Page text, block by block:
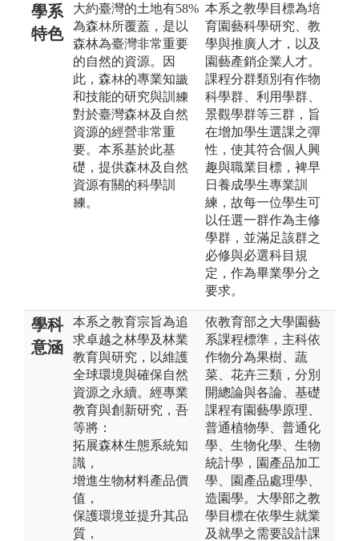
學系
特色
大約臺灣的土地有58%
為森林所覆蓋，是以
森林為臺灣非常重要
的自然的資源。因
此，森林的專業知識
和技能的研究與訓練
對於臺灣森林及自然
資源的經營非常重
要。本系基於此基
礎，提供森林及自然
資源有關的科學訓
練。
本系之教學目標為培
育園藝科學研究、教
學與推廣人才，以及
園藝產銷企業人才。
課程分群類別有作物
科學群、利用學群、
景觀學群等三群，旨
在增加學生選課之彈
性，使其符合個人興
趣與職業目標，裨早
日養成學生專業訓
練，故每一位學生可
以任選一群作為主修
學群，並滿足該群之
必修與必選科目規
定，作為畢業學分之
要求。
學科
意涵
本系之教育宗旨為追
求卓越之林學及林業
教育與研究，以維護
全球環境與確保自然
資源之永續。經專業
教育與創新研究，吾
等將：
拓展森林生態系統知
識，
增進生物材料產品價
值，
保護環境並提升其品
質，
依教育部之大學園藝
系課程標準，主科依
作物分為果樹、蔬
菜、花卉三類，分別
開總論與各論、基礎
課程有園藝學原理、
普通植物學、普通化
學、生物化學、生物
統計學，園產品加工
學、園產品處理學、
造園學。大學部之教
學目標在依學生就業
及就學之需要設計課